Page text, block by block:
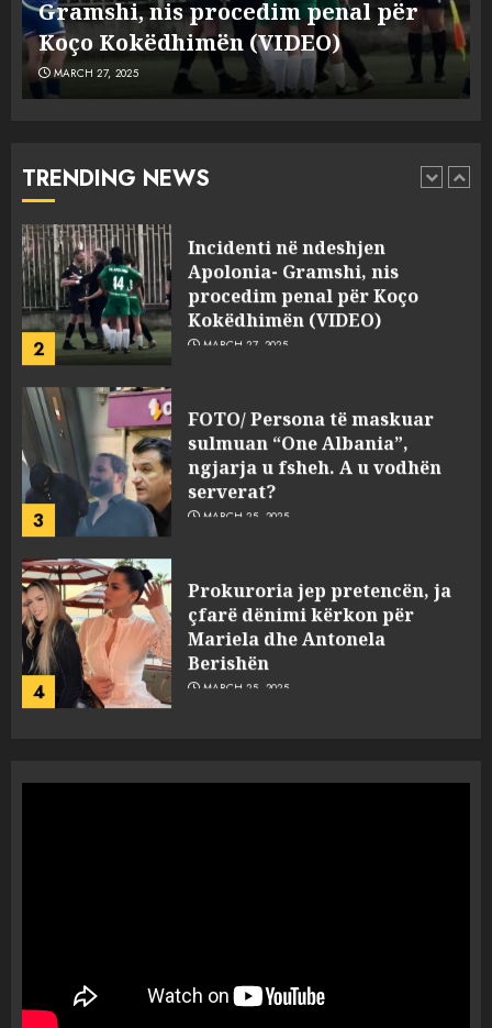
Gramshi, nis procedim penal për
Koço Kokëdhimën (VIDEO)
MARCH 27, 2025
TRENDING NEWS
1
pasuri të pajustifikuar
JULY 24, 2025
2
Incidenti në ndeshjen
MARCH 27, 2025
3
FOTO/ Persona të maskuar
sulmuan “One Albania”,
ngjarja u fsheh. A u vodhën
serverat?
4
Prokuroria jep pretencën, ja
çfarë dënimi kërkon për
Mariela dhe Antonela
Berishën
5
“Ai që drejtonte makinën më
ngjau me Talo Çelën”,
dëshmia e Nuredin Dumanit
flet për PERSONAT që e
plagosën!
procedim penal për Koço
Kokëdhimën (VIDEO)